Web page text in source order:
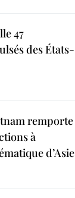
47
des États-
remporte
à
d’Asie